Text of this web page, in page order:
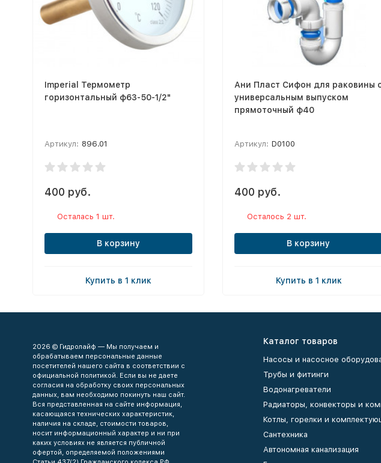
Imperial Термометр
горизонтальный ф63-50-1/2"
Артикул: 896.01
400 руб.
Осталась 1 шт.
В корзину
Купить в 1 клик
Ани Пласт Сифон для раковины
универсальным выпуском
прямоточный ф40
Артикул: D0100
400 руб.
Осталось 2 шт.
В корзину
Купить в 1 клик
2026 © Гидролайф — Мы получаем и
обрабатываем персональные данные
посетителей нашего сайта в соответствии с
официальной политикой. Если вы не даете
согласия на обработку своих персональных
данных, вам необходимо покинуть наш сайт.
Вся представленная на сайте информация,
касающаяся технических характеристик,
наличия на складе, стоимости товаров,
носит информационный характер и ни при
каких условиях не является публичной
офертой, определяемой положениями
Каталог товаров
Насосы и насосное
Трубы и фитинги
Водонагреватели
Радиаторы, конвекторы и
Котлы, горелки и
Сантехника
Автономная канализация